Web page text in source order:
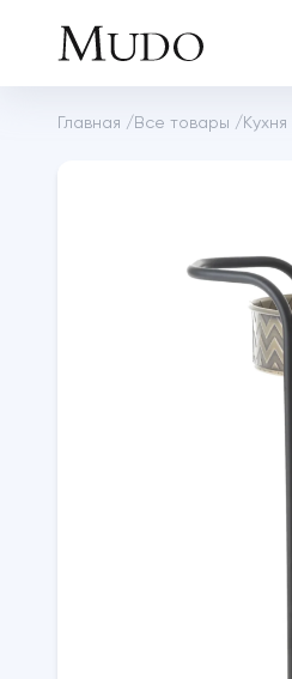
Главная / Все товары / Кухня